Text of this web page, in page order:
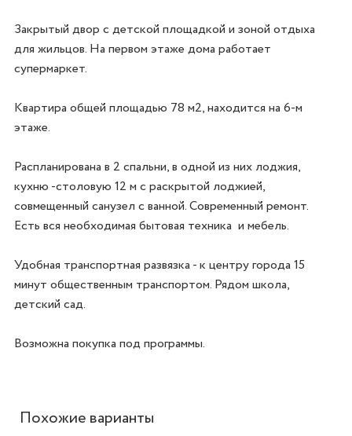
Закрытый двор с детской площадкой и зоной отдыха
для жильцов. На первом этаже дома работает
супермаркет.
Квартира общей площадью 78 м2, находится на 6-м
этаже.
Распланирована в 2 спальни, в одной из них лоджия,
кухню -столовую 12 м с раскрытой лоджией,
совмещенный санузел с ванной. Современный ремонт.
Есть вся необходимая бытовая техника  и мебель.
Удобная транспортная развязка - к центру города 15
минут общественным транспортом. Рядом школа,
детский сад.
Возможна покупка под программы.
Похожие варианты